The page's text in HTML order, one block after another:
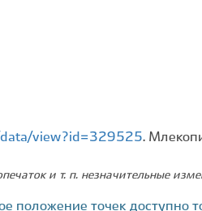
view?id=329525.
и т. п. незначительные
положение точек доступно